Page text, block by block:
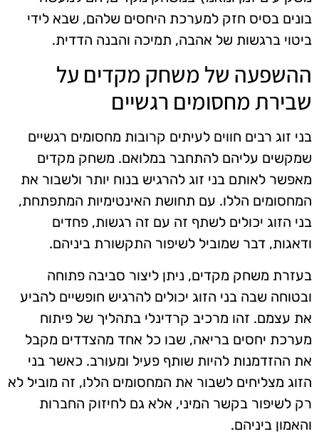
בונים בסיס חזק למערכת היחסים שלהם, שבא לידי
ביטוי ברגשות של אהבה, תמיכה והבנה הדדית.
ההשפעה של משחק מקדים על
שבירת מחסומים רגשיים
בני זוג רבים חווים לעיתים קרובות מחסומים רגשיים
שמקשים עליהם להתחבר במלואם. משחק מקדים
מאפשר לאותם בני זוג להרגיש בנוח יותר ולשבור את
המחסומים הללו. עם תחושת האינטימיות המתפתחת,
בני הזוג יכולים לשתף זה עם זה רגשות, פחדים
ודאגות, דבר שמוביל לשיפור התקשורת ביניהם.
בעזרת משחק מקדים, ניתן ליצור סביבה פתוחה
ובטוחה שבה בני הזוג יכולים להרגיש חופשיים להביע
את עצמם. זהו מרכיב קרדינלי בתהליך של פיתוח
מערכת יחסים בריאה, שבו כל אחד מהצדדים מקבל
את ההזדמנות להיות שותף פעיל ומעורב. כאשר בני
הזוג מצליחים לשבור את המחסומים הללו, זה מוביל לא
רק לשיפור בקשר המיני, אלא גם לחיזוק החברות
והאמון ביניהם.